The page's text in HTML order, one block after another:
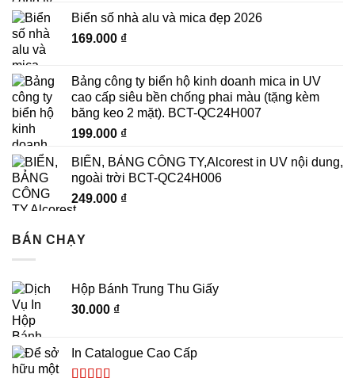
Biển số nhà alu và mica đẹp 2026
169.000 ₫
Bảng công ty biển hộ kinh doanh mica in UV
cao cấp siêu bền chống phai màu (tặng kèm
băng keo 2 mặt). BCT-QC24H007
199.000 ₫
BIỂN, BẢNG CÔNG TY,Alcorest in UV nội dung,
ngoài trời BCT-QC24H006
249.000 ₫
BÁN CHẠY
Hộp Bánh Trung Thu Giấy
30.000 ₫
In Catalogue Cao Cấp